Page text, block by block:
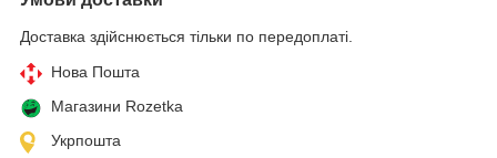
Доставка здійснюється тільки по передоплаті.
Нова Пошта
Магазини Rozetka
Укрпошта